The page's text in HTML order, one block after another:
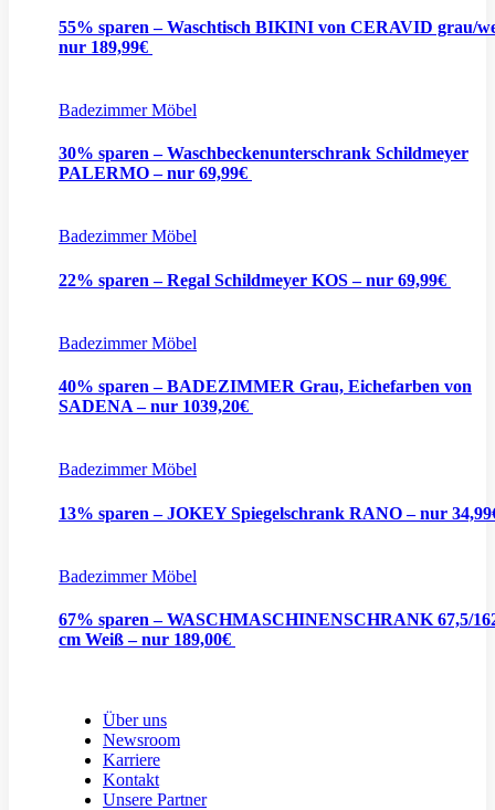
55% sparen – Waschtisch BIKINI von CERAVID grau/
nur 189,99€
Badezimmer Möbel
30% sparen – Waschbeckenunterschrank Schildmeyer
PALERMO – nur 69,99€
Badezimmer Möbel
22% sparen – Regal Schildmeyer KOS – nur 69,99€
Badezimmer Möbel
40% sparen – BADEZIMMER Grau, Eichefarben von
SADENA – nur 1039,20€
Badezimmer Möbel
13% sparen – JOKEY Spiegelschrank RANO – nur
Badezimmer Möbel
67% sparen – WASCHMASCHINENSCHRANK 67,5/
cm Weiß – nur 189,00€
Über uns
Newsroom
Karriere
Kontakt
Unsere Partner